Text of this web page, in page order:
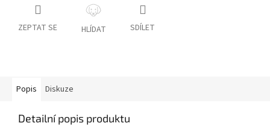
ZEPTAT SE HLÍDAT SDÍLET
Popis Diskuze
Detailní popis produktu